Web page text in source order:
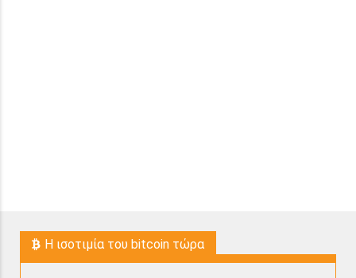
H ισοτιμία του bitcoin τώρα